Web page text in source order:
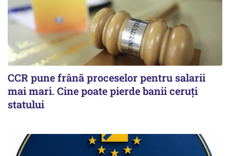
CCR pune frână proceselor pentru salarii
mai mari. Cine poate pierde banii ceruți
statului